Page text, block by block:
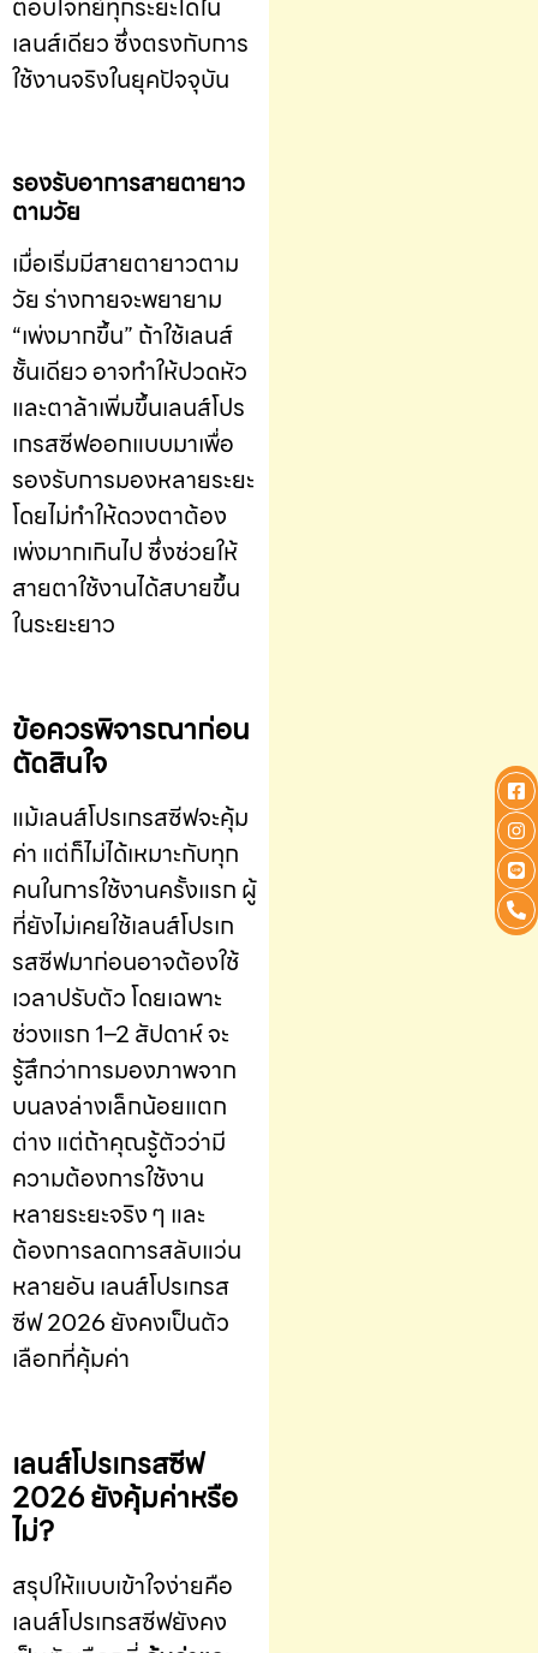
เลนส์เดียว ซึ่งตรงกับการ
ใช้งานจริงในยุคปัจจุบัน
รองรับอาการสายตายาว
ตามวัย
เมื่อเริ่มมีสายตายาวตาม
วัย ร่างกายจะพยายาม
“เพ่งมากขึ้น” ถ้าใช้เลนส์
ชั้นเดียว อาจทำให้ปวดหัว
และตาล้าเพิ่มขึ้นเลนส์โปร
เกรสซีฟออกแบบมาเพื่อ
รองรับการมองหลายระยะ
โดยไม่ทำให้ดวงตาต้อง
เพ่งมากเกินไป ซึ่งช่วยให้
สายตาใช้งานได้สบายขึ้น
ในระยะยาว
ข้อควรพิจารณาก่อน
ตัดสินใจ
แม้เลนส์โปรเกรสซีฟจะคุ้ม
ค่า แต่ก็ไม่ได้เหมาะกับทุก
คนในการใช้งานครั้งแรก ผู้
ที่ยังไม่เคยใช้เลนส์โปรเก
รสซีฟมาก่อนอาจต้องใช้
เวลาปรับตัว โดยเฉพาะ
ช่วงแรก 1–2 สัปดาห์ จะ
รู้สึกว่าการมองภาพจาก
บนลงล่างเล็กน้อยแตก
ต่าง แต่ถ้าคุณรู้ตัวว่ามี
ความต้องการใช้งาน
หลายระยะจริง ๆ และ
ต้องการลดการสลับแว่น
หลายอัน เลนส์โปรเกรส
ซีฟ 2026 ยังคงเป็นตัว
เลือกที่คุ้มค่า
เลนส์โปรเกรสซีฟ
2026 ยังคุ้มค่าหรือ
ไม่?
สรุปให้แบบเข้าใจง่ายคือ
เลนส์โปรเกรสซีฟยังคง